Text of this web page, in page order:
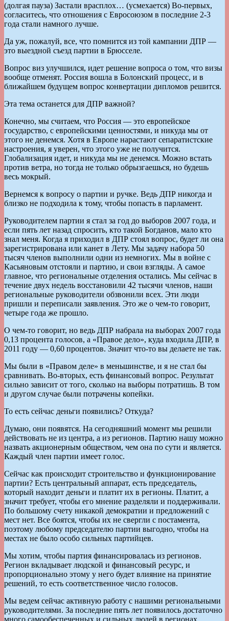
(долгая пауза) Застали врасплох… (усмехается) Во-первых,
согласитесь, что отношения с Евросоюзом в последние 2-3
года стали намного лучше.
Да уж, пожалуй, все, что помнится из той кампании ДПР —
это выездной съезд партии в Брюсселе.
Вопрос виз улучшился, идет решение вопроса о том, что визы
вообще отменят. Россия вошла в Болонский процесс, и в
ближайшем будущем вопрос конвертации дипломов решится.
Эта тема останется для ДПР важной?
Конечно, мы считаем, что Россия — это европейское
государство, с европейскими ценностями, и никуда мы от
этого не денемся. Хотя в Европе нарастают сепаратистские
настроения, я уверен, что этого уже не получится.
Глобализация идет, и никуда мы не денемся. Можно встать
против ветра, но тогда не только обрызгаешься, но будешь
весь мокрый.
Вернемся к вопросу о партии и ручке. Ведь ДПР никогда и
близко не подходила к тому, чтобы попасть в парламент.
Руководителем партии я стал за год до выборов 2007 года, и
если пять лет назад спросить, кто такой Богданов, мало кто
знал меня. Когда я приходил в ДПР стоял вопрос, будет ли она
зарегистрирована или канет в Лету. Мы задачу набора 50
тысяч членов выполнили одни из немногих. Мы в войне с
Касьяновым отстояли и партию, и свои взгляды. А самое
главное, что региональные отделения остались. Мы сейчас в
течение двух недель восстановили 42 тысячи членов, наши
региональные руководители обзвонили всех. Эти люди
пришли и переписали заявления. Это же о чем-то говорит,
четыре года же прошло.
О чем-то говорит, но ведь ДПР набрала на выборах 2007 года
0,13 процента голосов, а «Правое дело», куда входила ДПР, в
2011 году — 0,60 процентов. Значит что-то вы делаете не так.
Мы были в «Правом деле» в меньшинстве, и я не стал бы
сравнивать. Во-вторых, есть финансовый вопрос. Результат
сильно зависит от того, сколько на выборы потратишь. В том
и другом случае были потрачены копейки.
То есть сейчас деньги появились? Откуда?
Думаю, они появятся. На сегодняшний момент мы решили
действовать не из центра, а из регионов. Партию нашу можно
назвать акционерным обществом, чем она по сути и является.
Каждый член партии имеет голос.
Сейчас как происходит строительство и функционирование
партии? Есть центральный аппарат, есть председатель,
который находит деньги и платит их в регионы. Платит, а
значит требует, чтобы его мнение разделяли и поддерживали.
По большому счету никакой демократии и предложений с
мест нет. Все боятся, чтобы их не свергли с постамента,
поэтому любому председателю партии выгодно, чтобы на
местах не было особо сильных партийцев.
Мы хотим, чтобы партия финансировалась из регионов.
Регион вкладывает людской и финансовый ресурс, и
пропорционально этому у него будет влияние на принятие
решений, то есть соответственное число голосов.
Мы ведем сейчас активную работу с нашими региональными
руководителями. За последние пять лет появилось достаточно
много самообеспеченных и сильных людей в регионах,